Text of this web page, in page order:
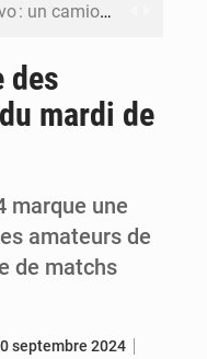
Porto‑Novo : un camion de produits pétroliers embrase Avakpa
Bénin : Djogbénou inspecte le chantier du siège de l’Assemblée
Bénin : Le CEG La Verdure de Ouèdo fait sa mue pour la rentrée
des
mardi de
marque une
amateurs de
de matchs
septembre 2024